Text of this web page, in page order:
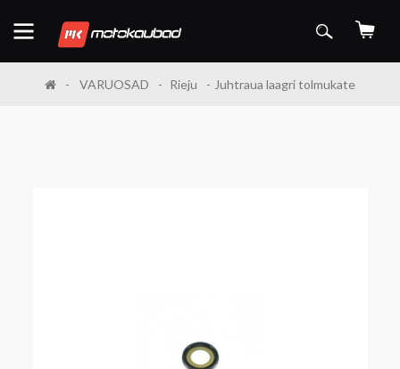
VARUOSAD Rieju Juhtraua laagri tolmukate